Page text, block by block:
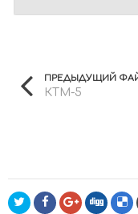
ПРЕДЫДУЩИЙ
КТМ-5